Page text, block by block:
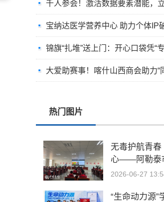
热门图片
无毒护航青春
心——阿勒泰
毒大队开展
2026-06-27
“生命动力源”